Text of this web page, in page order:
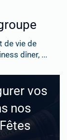
de vie de
dîner, ...
vos
nos